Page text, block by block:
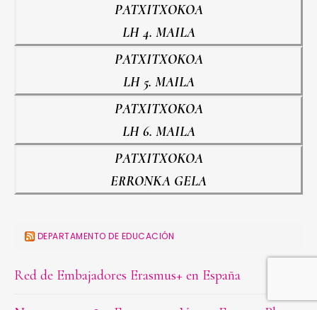
PATXITXOKOA
LH 4. MAILA
PATXITXOKOA
LH 5. MAILA
PATXITXOKOA
LH 6. MAILA
PATXITXOKOA
ERRONKA GELA
DEPARTAMENTO DE EDUCACIÓN
Red de Embajadores Erasmus+ en España